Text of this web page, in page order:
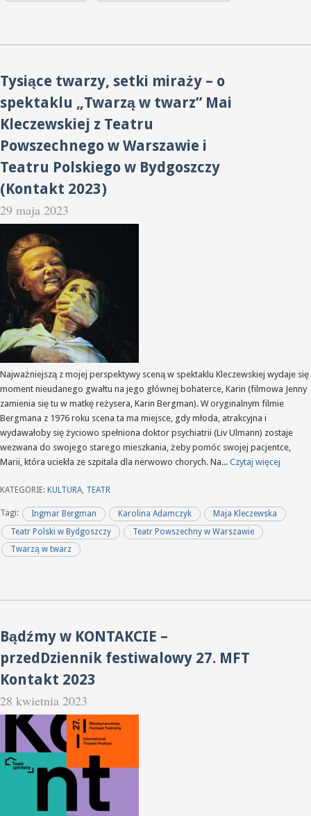
Tysiące twarzy, setki miraży – o
spektaklu „Twarzą w twarz” Mai
Kleczewskiej z Teatru
Powszechnego w Warszawie i
Teatru Polskiego w Bydgoszczy
(Kontakt 2023)
29 maja 2023
Najważniejszą z mojej perspektywy sceną w spektaklu Kleczewskiej wydaje się
moment nieudanego gwałtu na jego głównej bohaterce, Karin (filmowa Jenny
zamienia się tu w matkę reżysera, Karin Bergman). W oryginalnym filmie
Bergmana z 1976 roku scena ta ma miejsce, gdy młoda, atrakcyjna i
wydawałoby się życiowo spełniona doktor psychiatrii (Liv Ulmann) zostaje
wezwana do swojego starego mieszkania, żeby pomóc swojej pacjentce,
Marii, która uciekła ze szpitala dla nerwowo chorych. Na... Czytaj więcej
KATEGORIE: KULTURA, TEATR
Tagi: Ingmar Bergman Karolina Adamczyk
Maja Kleczewska
Teatr Polski w Bydgoszczy
Teatr Powszechny w Warszawie
Twarzą w twarz
Bądźmy w KONTAKCIE –
przedDziennik festiwalowy 27. MFT
Kontakt 2023
28 kwietnia 2023